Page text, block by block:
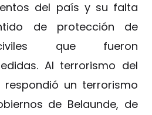
del país y su falta
de protección de
que fueron
Al terrorismo del
respondió un terrorismo
de Belaunde, de